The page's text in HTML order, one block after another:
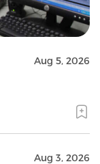
Aug 5, 2026
Aug 3, 2026